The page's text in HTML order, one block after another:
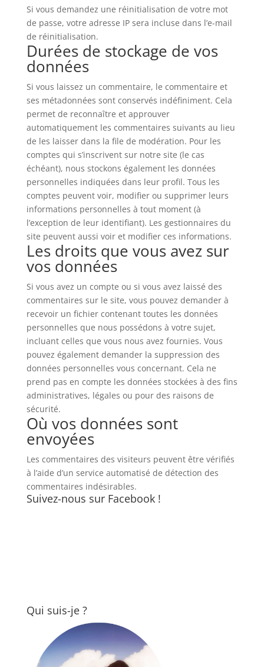
Si vous demandez une réinitialisation de votre mot
de passe, votre adresse IP sera incluse dans l’e-mail
de réinitialisation.
Durées de stockage de vos
données
Si vous laissez un commentaire, le commentaire et
ses métadonnées sont conservés indéfiniment. Cela
permet de reconnaître et approuver
automatiquement les commentaires suivants au lieu
de les laisser dans la file de modération. Pour les
comptes qui s’inscrivent sur notre site (le cas
échéant), nous stockons également les données
personnelles indiquées dans leur profil. Tous les
comptes peuvent voir, modifier ou supprimer leurs
informations personnelles à tout moment (à
l’exception de leur identifiant). Les gestionnaires du
site peuvent aussi voir et modifier ces informations.
Les droits que vous avez sur
vos données
Si vous avez un compte ou si vous avez laissé des
commentaires sur le site, vous pouvez demander à
recevoir un fichier contenant toutes les données
personnelles que nous possédons à votre sujet,
incluant celles que vous nous avez fournies. Vous
pouvez également demander la suppression des
données personnelles vous concernant. Cela ne
prend pas en compte les données stockées à des fins
administratives, légales ou pour des raisons de
sécurité.
Où vos données sont
envoyées
Les commentaires des visiteurs peuvent être vérifiés
à l’aide d’un service automatisé de détection des
commentaires indésirables.
Suivez-nous sur Facebook !
Qui suis-je ?